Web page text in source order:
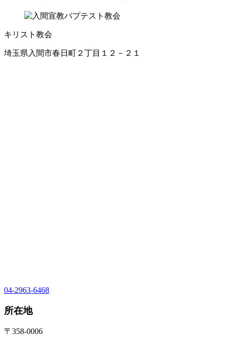
キリスト教会
埼玉県入間市春日町２丁目１２－２１
04-2963-6468
所在地
〒358-0006